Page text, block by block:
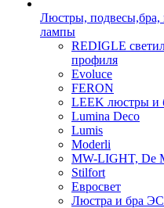
Люстры, подвесы,бра,
лампы
REDIGLE
профиля
Evoluce
FERON
LEEK люстры и
Lumina Deco
Lumis
Moderli
MW-LIGHT, De
Stilfort
Евросвет
Люстра и бра